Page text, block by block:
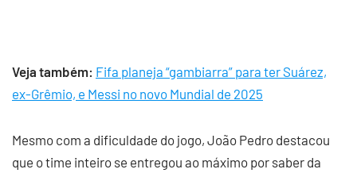
Veja também: Fifa planeja “gambiarra” para ter Suárez,
ex-Grêmio, e Messi no novo Mundial de 2025
Mesmo com a dificuldade do jogo, João Pedro destacou
que o time inteiro se entregou ao máximo por saber da